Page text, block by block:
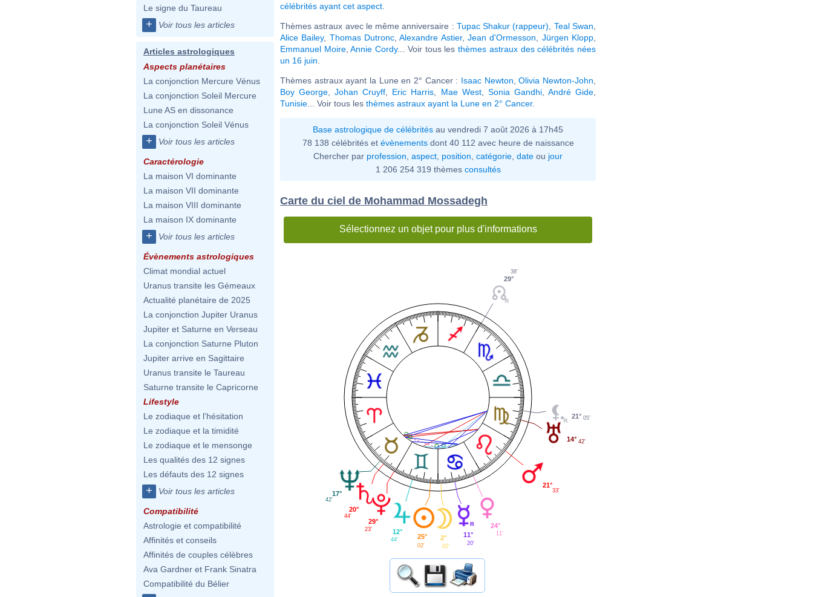
Le signe du Taureau
+ Voir tous les articles
Articles astrologiques
Aspects planétaires
La conjonction Mercure Vénus
La conjonction Soleil Mercure
Lune AS en dissonance
La conjonction Soleil Vénus
+ Voir tous les articles
Caractérologie
La maison VI dominante
La maison VII dominante
La maison VIII dominante
La maison IX dominante
+ Voir tous les articles
Évènements astrologiques
Climat mondial actuel
Uranus transite les Gémeaux
Actualité planétaire de 2025
La conjonction Jupiter Uranus
Jupiter et Saturne en Verseau
La conjonction Saturne Pluton
Jupiter arrive en Sagittaire
Uranus transite le Taureau
Saturne transite le Capricorne
Lifestyle
Le zodiaque et l'hésitation
Le zodiaque et la timidité
Le zodiaque et le mensonge
Les qualités des 12 signes
Les défauts des 12 signes
+ Voir tous les articles
Compatibilité
Astrologie et compatibilité
Affinités et conseils
Affinités de couples célèbres
Ava Gardner et Frank Sinatra
Compatibilité du Bélier
célébrités ayant cet aspect
Thèmes astraux avec le même anniversaire : Tupac Shakur (rappeur) Teal Swan
Alice Bailey, Thomas Dutronc ,Alexandre Astier,Jean d'Ormesson Jürgen Klopp
Emmanuel Moire,Annie Cordy... Voir tous lesthèmes astraux des célébrités nées
un 16 juin
Thèmes astraux ayant la Lune en 2° Cancer : Isaac Newton ,Olivia Newton-John
Boy George ,Johan Cruyff Eric Harris Mae West, Sonia Gandhi, André Gide
Tunisie ... Voir tous les thèmes astraux ayant la Lune en 2° Cancer.
Base astrologique de célébrités au vendredi 7 août 2026 à 17h45
78 138 célébrités et évènementsdont 40 112 avec heure de naissance
Chercher par profession aspect position catégorie date ou jour
1 206 254 319 thèmes consultés
Carte du ciel de Mohammad Mossadegh
Sélectionnez un objet pour plus d'informations
29°
38'
17°
42'
20°
44'
29°
23' 12°
44' 25°
02'
2°
02'
11°
20'
24°
11'
21°
33'
14° 42'
21° 05'